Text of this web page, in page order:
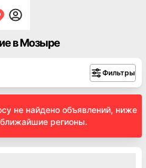
в Мозыре
Фильтры
не найдено объявлений, ниже
регионы.